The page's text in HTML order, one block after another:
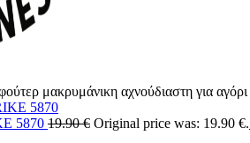
μακρυμάνικη αχνούδιαστη για
5870 19.90€ Original price was: 19.90 €.